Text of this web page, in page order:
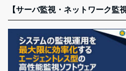
【サーバ監視・ネットワーク監